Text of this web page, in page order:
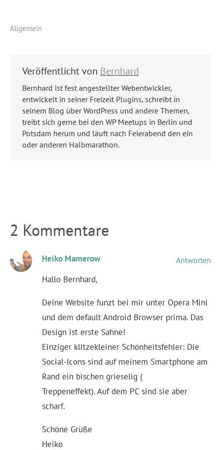
Allgemein
Veröffentlicht von Bernhard
Bernhard ist fest angestellter Webentwickler,
entwickelt in seiner Freizeit Plugins, schreibt in
seinem Blog über WordPress und andere Themen,
treibt sich gerne bei den WP Meetups in Berlin und
Potsdam herum und läuft nach Feierabend den ein
oder anderen Halbmarathon.
2 Kommentare
Heiko Mamerow Antworten
Hallo Bernhard,
Deine Website funzt bei mir unter Opera Mini
und dem default Android Browser prima. Das
Design ist erste Sahne!
Einziger klitzekleiner Schönheitsfehler: Die
Social-Icons sind auf meinem Smartphone am
Rand ein bischen grieselig (
Treppeneffekt). Auf dem PC sind sie aber
scharf.
Schöne Grüße
Heiko